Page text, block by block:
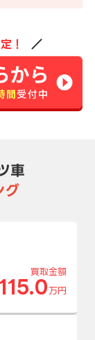
！
車
グ
買取金額
115.0 万円